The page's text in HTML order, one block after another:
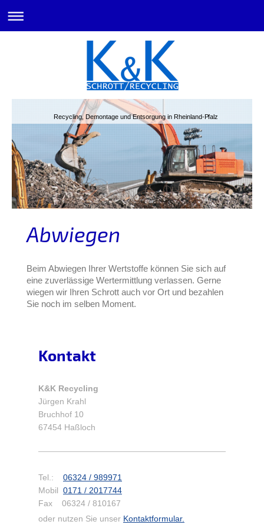
Recycling, Demontage und Entsorgung in Rheinland-Pfalz
Abwiegen
Beim Abwiegen Ihrer Wertstoffe können Sie sich auf
eine zuverlässige Wertermittlung verlassen. Gerne
wiegen wir Ihren Schrott auch vor Ort und bezahlen
Sie noch im selben Moment.
Kontakt
K&K Recycling
Jürgen Krahl
Bruchhof 10
67454 Haßloch
Tel.: 06324 / 989971
Mobil 0171 / 2017744
Fax 06324 / 810167
oder nutzen Sie unser Kontaktformular.